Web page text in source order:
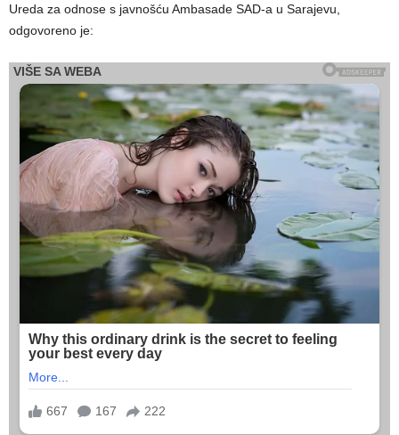
Ureda za odnose s javnošću Ambasade SAD-a u Sarajevu,
odgovoreno je: